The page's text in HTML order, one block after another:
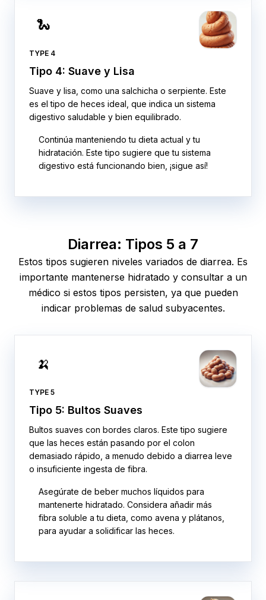
🐍
TYPE 4
Tipo 4: Suave y Lisa
Suave y lisa, como una salchicha o serpiente. Este
es el tipo de heces ideal, que indica un sistema
digestivo saludable y bien equilibrado.
Continúa manteniendo tu dieta actual y tu
hidratación. Este tipo sugiere que tu sistema
digestivo está funcionando bien, ¡sigue así!
Diarrea: Tipos 5 a 7
Estos tipos sugieren niveles variados de diarrea. Es
importante mantenerse hidratado y consultar a un
médico si estos tipos persisten, ya que pueden
indicar problemas de salud subyacentes.
🍌
TYPE 5
Tipo 5: Bultos Suaves
Bultos suaves con bordes claros. Este tipo sugiere
que las heces están pasando por el colon
demasiado rápido, a menudo debido a diarrea leve
o insuficiente ingesta de fibra.
Asegúrate de beber muchos líquidos para
mantenerte hidratado. Considera añadir más
fibra soluble a tu dieta, como avena y plátanos,
para ayudar a solidificar las heces.